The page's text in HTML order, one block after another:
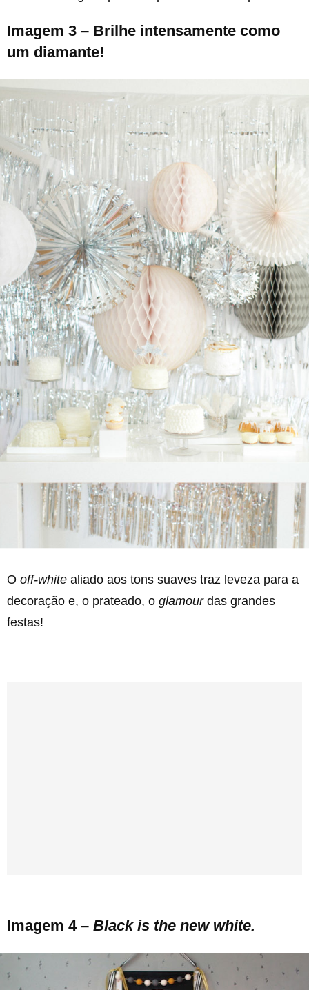
Imagem 3 – Brilhe intensamente como
um diamante!
O off-white aliado aos tons suaves traz leveza para a
decoração e, o prateado, o glamourdas grandes
festas!
Imagem 4 – Black is the new white.